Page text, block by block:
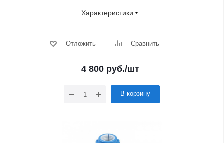
Характеристики
Отложить Сравнить
4 800руб./шт
В корзину